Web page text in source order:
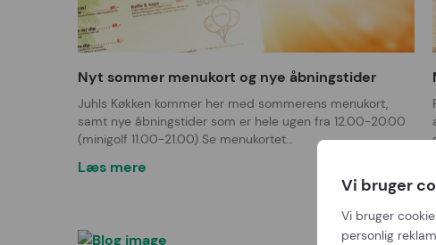
Nyt sommer menukort og nye åbningstider
Juhls Køkken kommer her med sommerens menukort,
samt nye åbningstider som er hele ugen fra 12.00-20.00
(minigolf 11.00-21.00) Se menukortet…
Læs mere
Vi bruger
Vi bruger
personlig